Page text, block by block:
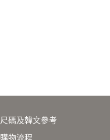
尺碼及韓文參考